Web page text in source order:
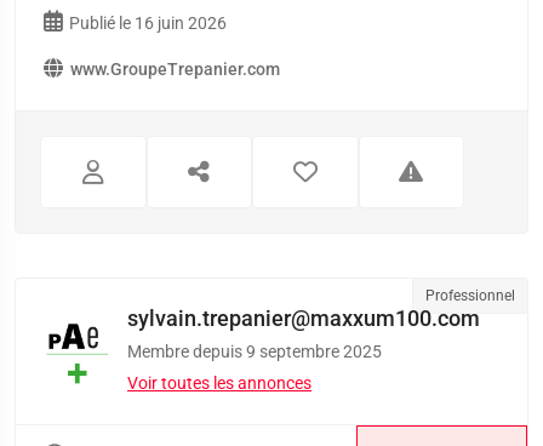
Publié le 16 juin 2026
www.GroupeTrepanier.com
Professionnel
sylvain.trepanier@maxxum100.com
Membre depuis 9 septembre 2025
Voir toutes les annonces